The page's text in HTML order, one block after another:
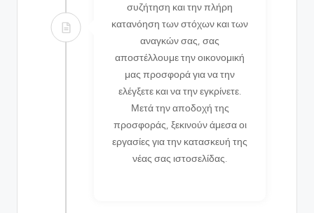
συζήτηση και την πλήρη
κατανόηση των στόχων και των
αναγκών σας, σας
αποστέλλουμε την οικονομική
μας προσφορά για να την
ελέγξετε και να την εγκρίνετε.
Μετά την αποδοχή της
προσφοράς, ξεκινούν άμεσα οι
εργασίες για την κατασκευή της
νέας σας ιστοσελίδας.